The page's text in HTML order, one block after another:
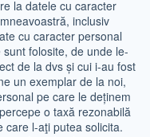
la datele cu caracter
inclusiv
cu caracter personal
folosite, de unde le-
de la dvs și cui i-au fost
un exemplar de la noi,
pe care le deținem
o taxă rezonabilă
care l-aţi putea solicita.